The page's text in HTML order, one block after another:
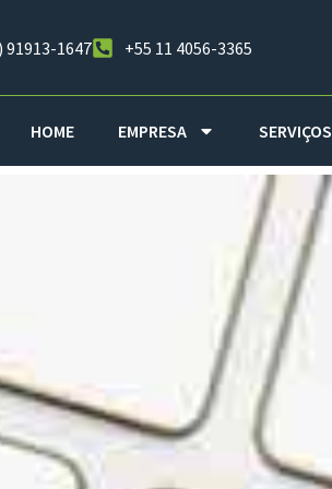
91913-1647 +55 11 4056-3365
HOME EMPRESA SERVIÇOS